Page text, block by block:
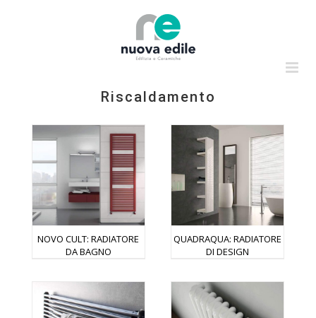
Riscaldamento
NOVO CULT: RADIATORE
DA BAGNO
QUADRAQUA: RADIATORE
DI DESIGN